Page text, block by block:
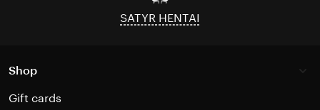
SATYR HENTAI
Shop
Gift cards